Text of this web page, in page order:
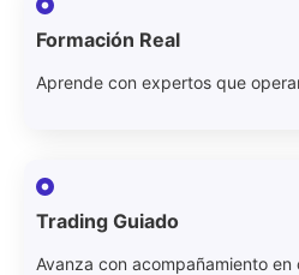
Formación Real
Aprende con expertos que
Trading Guiado
Avanza con acompañamiento en